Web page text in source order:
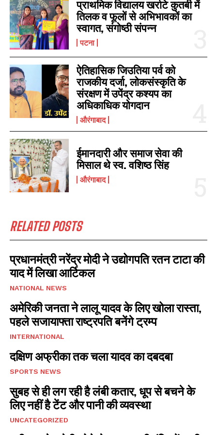
राजद प्रत्याशी अभय कुशवाहा 57085
वोटों से आगे। भाजपा प्रत्याशी सुशील
सिंह चल रहे हैं पीछे। क्षेत्र 36 -
जहानाबाद…
June 4, 2024
In "पटना"
रचा इतिहास, यूपीएससी ऑल इंडिया में
लाया 16वां स्थान
March 6, 2026
In "औरंगाबाद"
बॉक्सिंग खिलाड़ी नित्या पांडे का चयन
एशियन बॉक्सिंग चैंपियनशिप के लिए
April 10, 2026
प्राथमिक विद्यालय खर्राटे कुतबी में
तिलक व फूलों से अभिभावकों का
स्वागत, संगोष्ठी संपन्न
पटना
ऐतिहासिक जिउतिया पर्व को
राजकीय दर्जा, लोकसंस्कृति के
संरक्षण में उपेंद्र कश्यप का
अधिकाधिक योगदान
औरंगाबाद
ईमानदारी और समाज सेवा की
मिसाल थे स्व. वशिष्ठ सिंह
औरंगाबाद
RELATED POSTS
प्रधानमंत्री नरेंद्र मोदी ने उद्योगपति रतन टाटा की
याद में लिखा आर्टिकल
NATIONAL NEWS
अमेरिकी जनता ने लालू यादव के लिए खोला रास्ता,
पहले सजायाफ्ता राष्ट्रपति बनेंगे ट्रम्प
INTERNATIONAL
दक्षिण अफ्रीका तक चला यादव का दबदबा
SPORTS NEWS
सुबह से ही लग रही है लंबी कतार, धूप से बचने के
लिए नहीं है टेंट और पानी की व्यवस्था
UNCATEGORIZED